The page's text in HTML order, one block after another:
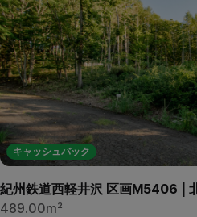
キャッシュバック
489.00m²